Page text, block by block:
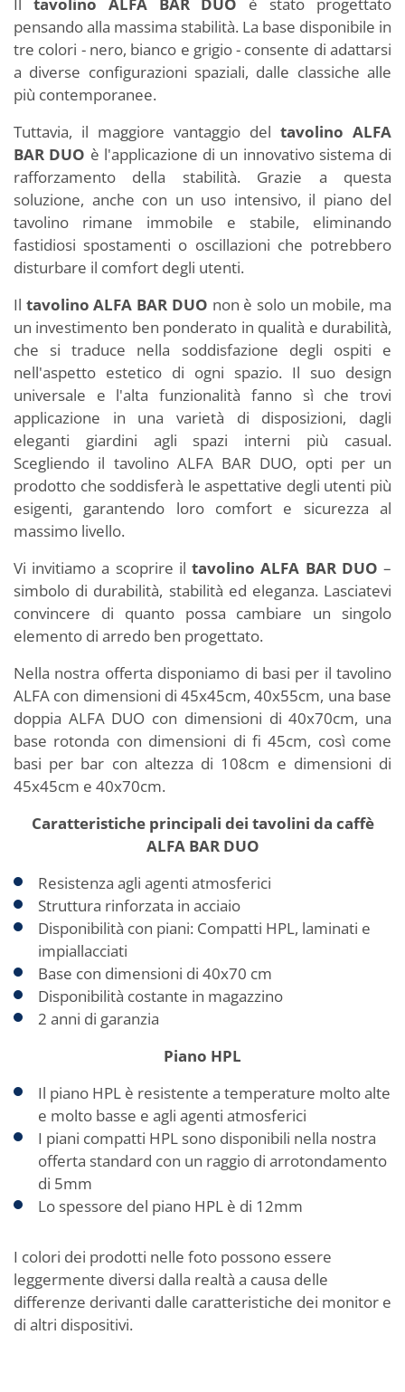
pensando alla massima stabilità. La base disponibile in
tre colori - nero, bianco e grigio - consente di adattarsi
a diverse configurazioni spaziali, dalle classiche alle
più contemporanee.
Tuttavia, il maggiore vantaggio del tavolino ALFA
BAR DUO è l'applicazione di un innovativo sistema di
rafforzamento della stabilità. Grazie a questa
soluzione, anche con un uso intensivo, il piano del
tavolino rimane immobile e stabile, eliminando
fastidiosi spostamenti o oscillazioni che potrebbero
disturbare il comfort degli utenti.
Il tavolino ALFA BAR DUO non è solo un mobile, ma
un investimento ben ponderato in qualità e durabilità,
che si traduce nella soddisfazione degli ospiti e
nell'aspetto estetico di ogni spazio. Il suo design
universale e l'alta funzionalità fanno sì che trovi
applicazione in una varietà di disposizioni, dagli
eleganti giardini agli spazi interni più casual.
Scegliendo il tavolino ALFA BAR DUO, opti per un
prodotto che soddisferà le aspettative degli utenti più
esigenti, garantendo loro comfort e sicurezza al
massimo livello.
Vi invitiamo a scoprire iltavolino ALFA BAR DUO –
simbolo di durabilità, stabilità ed eleganza. Lasciatevi
convincere di quanto possa cambiare un singolo
elemento di arredo ben progettato.
Nella nostra offerta disponiamo di basi per il tavolino
ALFA con dimensioni di 45x45cm, 40x55cm, una base
doppia ALFA DUO con dimensioni di 40x70cm, una
base rotonda con dimensioni di fi 45cm, così come
basi per bar con altezza di 108cm e dimensioni di
45x45cm e 40x70cm.
Caratteristiche principali dei tavolini da caffè
ALFA BAR DUO
Resistenza agli agenti atmosferici
Struttura rinforzata in acciaio
Disponibilità con piani: Compatti HPL, laminati e
impiallacciati
Base con dimensioni di 40x70 cm
Disponibilità costante in magazzino
2 anni di garanzia
Piano HPL
Il piano HPL è resistente a temperature molto alte
e molto basse e agli agenti atmosferici
I piani compatti HPL sono disponibili nella nostra
offerta standard con un raggio di arrotondamento
di 5mm
Lo spessore del piano HPL è di 12mm
I colori dei prodotti nelle foto possono essere
leggermente diversi dalla realtà a causa delle
differenze derivanti dalle caratteristiche dei monitor e
di altri dispositivi.